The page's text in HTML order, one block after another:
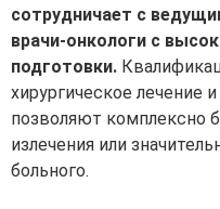
сотрудничает с
врачи-онкологи с
подготовки.
хирургическое лечение
позволяют комплексно
излечения или
больного.